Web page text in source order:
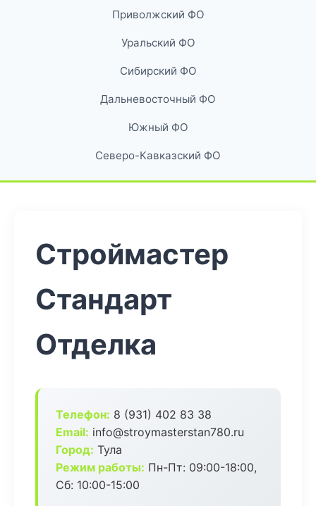
Приволжский ФО
Уральский ФО
Сибирский ФО
Дальневосточный ФО
Южный ФО
Северо-Кавказский ФО
Строймастер
Стандарт
Отделка
Телефон: 8 (931) 402 83 38
Email: info@stroymasterstan780.ru
Город: Тула
Режим работы: Пн-Пт: 09:00-18:00,
Сб: 10:00-15:00